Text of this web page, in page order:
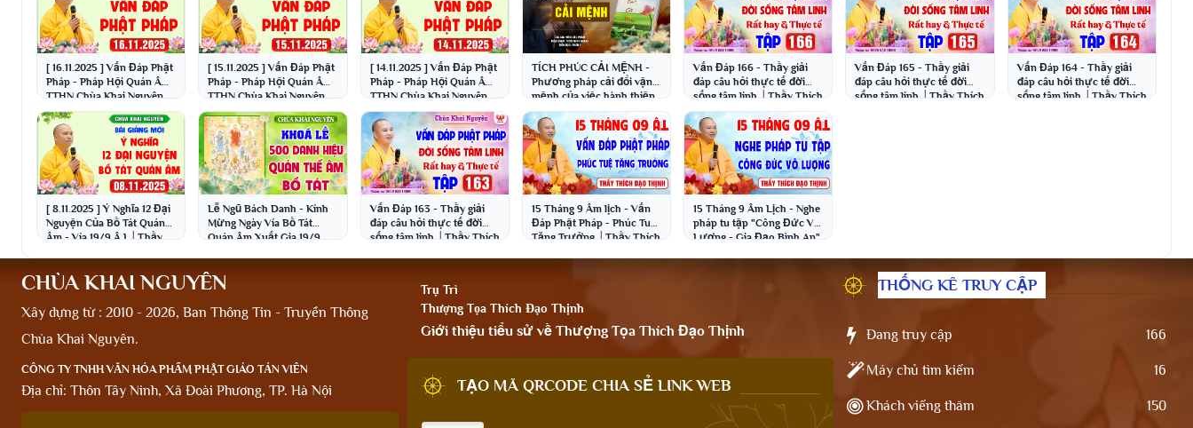
[ 16.11.2025 ] Vấn Đáp Phật
Pháp - Pháp Hội Quán Âm
TTHN Chùa Khai Nguyên
│Thầy Thích Đạo Thịnh
[ 15.11.2025 ] Vấn Đáp Phật
Pháp - Pháp Hội Quán Âm
TTHN Chùa Khai Nguyên
│Thầy Thích Đạo Thịnh
[ 14.11.2025 ] Vấn Đáp Phật
Pháp - Pháp Hội Quán Âm
TTHN Chùa Khai Nguyên
│Thầy Thích Đạo Thịnh
TÍCH PHÚC CẢI MỆNH -
Phương pháp cải đổi vận
mệnh của việc hành thiện,
tích đức │Chùa Khai
Nguyên
Vấn Đáp 166 - Thầy giải
đáp câu hỏi thực tế đời
sống tâm linh │Thầy Thích
Đạo Thịnh
Vấn Đáp 165 - Thầy giải
đáp câu hỏi thực tế đời
sống tâm linh │Thầy Thích
Vấn Đáp 164 - Thầy giải
đáp câu hỏi thực tế đời
sống tâm linh │Thầy Thích
[ 8.11.2025 ] Ý Nghĩa 12 Đại
Nguyện Của Bồ Tát Quán
Âm - Vía 19/9 Â.L│Thầy
Lễ Ngũ Bách Danh - Kính
Mừng Ngày Vía Bồ Tát
Quán Âm Xuất Gia 19/9
Vấn Đáp 163 - Thầy giải
đáp câu hỏi thực tế đời
sống tâm linh │Thầy Thích
15 Tháng 9 Âm lịch - Vấn
Đáp Phật Pháp - Phúc Tuệ
Tăng Trưởng │Thầy Thích
15 Tháng 9 Âm Lịch - Nghe
pháp tu tập "Công Đức Vô
Lượng - Gia Đạo Bình An"
CHÙA KHAI NGUYÊN
Xây dựng từ : 2010 - 2026, Ban Thông Tin - Truyền Thông
Chùa Khai Nguyên.
CÔNG TY TNHH VĂN HÓA PHẨM PHẬT GIÁO TẢN VIÊN
Địa chỉ: Thôn Tây Ninh, Xã Đoài Phương, TP. Hà Nội
Trụ Trì
Thượng Tọa Thích Đạo Thịnh
Giới thiệu tiểu sử về Thượng Tọa Thích Đạo Thịnh
TẠO MÃ QRCODE CHIA SẺ LINK WEB
THỐNG KÊ TRUY CẬP
Đang truy cập 166
Máy chủ tìm kiếm 16
Khách viếng thăm 150